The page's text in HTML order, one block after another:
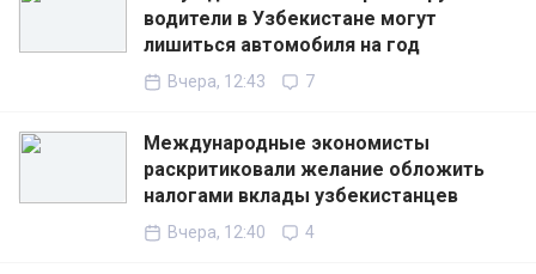
водители в Узбекистане могут
лишиться автомобиля на год
Вчера, 12:43 7
Международные экономисты
раскритиковали желание обложить
налогами вклады узбекистанцев
Вчера, 12:40 4